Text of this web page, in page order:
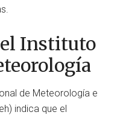
Instituto
de Meteorología e
indica que el